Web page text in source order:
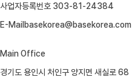
사업자등록번호 303-81-24384
E-Mail basekorea@basekorea.com
Main Office
경기도 용인시 처인구 양지면 새실로 68